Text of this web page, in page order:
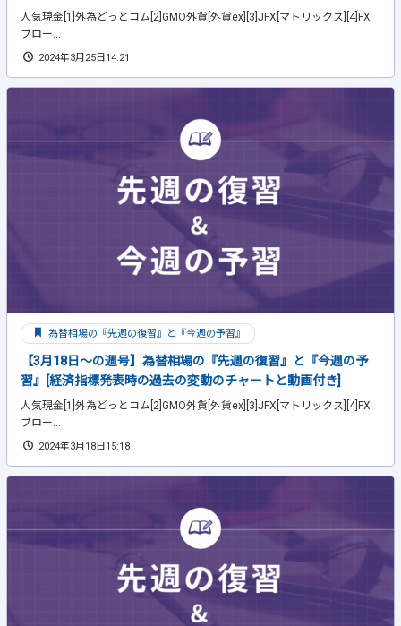
人気現金[1]外為どっとコム[2]GMO外貨[外貨ex][3]JFX[マトリックス][4]FX
ブロー...
2024年3月25日14:21
為替相場の『先週の復習』と『今週の予習』
【3月18日～の週号】為替相場の『先週の復習』と『今週の予
習』[経済指標発表時の過去の変動のチャートと動画付き]
人気現金[1]外為どっとコム[2]GMO外貨[外貨ex][3]JFX[マトリックス][4]FX
ブロー...
2024年3月18日15:18